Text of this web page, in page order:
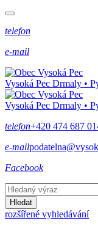
telefon
e-mail
Vysoká Pec Drmaly •
Vysoká Pec Drmaly •
telefon+420 474 687
e-mail
Facebook
Hledat
rozšířené vyhledávání